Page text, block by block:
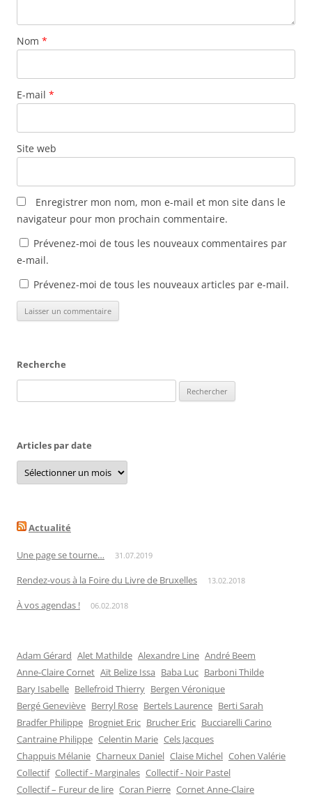
Nom *
E-mail *
Site web
Enregistrer mon nom, mon e-mail et mon site dans le
navigateur pour mon prochain commentaire.
Prévenez-moi de tous les nouveaux commentaires par
e-mail.
Prévenez-moi de tous les nouveaux articles par e-mail.
Recherche
Articles par date
Articles
par
date
Actualité
Une page se tourne… 31.07.2019
Rendez-vous à la Foire du Livre de Bruxelles 13.02.2018
À vos agendas ! 06.02.2018
Adam Gérard Alet Mathilde Alexandre Line André Beem
Anne-Claire Cornet Aït Belize Issa Baba Luc Barboni Thilde
Bary Isabelle Bellefroid Thierry Bergen Véronique
Bergé Geneviève Berryl Rose Bertels Laurence Berti Sarah
Bradfer Philippe Brogniet Eric Brucher Eric Bucciarelli Carino
Cantraine Philippe Celentin Marie Cels Jacques
Chappuis Mélanie Charneux Daniel Claise Michel Cohen Valérie
Collectif Collectif - Marginales Collectif - Noir Pastel
Collectif – Fureur de lire Coran Pierre Cornet Anne-Claire